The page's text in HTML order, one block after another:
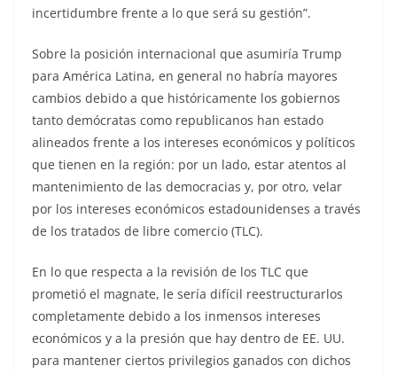
incertidumbre frente a lo que será su gestión”.
Sobre la posición internacional que asumiría Trump
para América Latina, en general no habría mayores
cambios debido a que históricamente los gobiernos
tanto demócratas como republicanos han estado
alineados frente a los intereses económicos y políticos
que tienen en la región: por un lado, estar atentos al
mantenimiento de las democracias y, por otro, velar
por los intereses económicos estadounidenses a través
de los tratados de libre comercio (TLC).
En lo que respecta a la revisión de los TLC que
prometió el magnate, le sería difícil reestructurarlos
completamente debido a los inmensos intereses
económicos y a la presión que hay dentro de EE. UU.
para mantener ciertos privilegios ganados con dichos